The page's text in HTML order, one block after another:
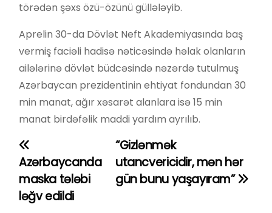
törədən şəxs özü-özünü güllələyib.
Aprelin 30-da Dövlət Neft Akademiyasında baş
vermiş faciəli hadisə nəticəsində həlak olanların
ailələrinə dövlət büdcəsində nəzərdə tutulmuş
Azərbaycan prezidentinin ehtiyat fondundan 30
min manat, ağır xəsarət alanlara isə 15 min
manat birdəfəlik maddi yardım ayrılıb.
Y
a
z
“Gizlənmək
utancvericidir, mən hər
gün bunu yaşayıram”
Azərbaycanda
maska tələbi
ləğv edildi